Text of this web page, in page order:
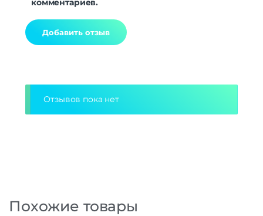
комментариев.
Отзывов пока нет
Похожие товары